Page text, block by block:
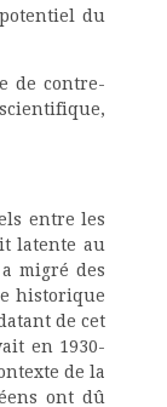
du
de contre-
entre les
latente au
migré des
historique
de cet
en 1930-
de la
ont dû